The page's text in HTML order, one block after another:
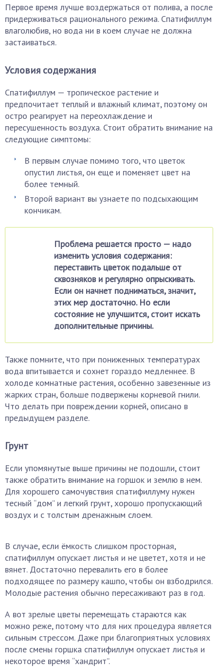
Первое время лучше воздержаться от полива, а после
придерживаться рационального режима. Спатифиллум
влаголюбив, но вода ни в коем случае не должна
застаиваться.
Условия содержания
Спатифиллум — тропическое растение и
предпочитает теплый и влажный климат, поэтому он
остро реагирует на переохлаждение и
пересушенность воздуха. Стоит обратить внимание на
следующие симптомы:
В первым случае помимо того, что цветок
опустил листья, он еще и поменяет цвет на
более темный.
Второй вариант вы узнаете по подсыхающим
кончикам.
Проблема решается просто — надо
изменить условия содержания:
переставить цветок подальше от
сквозняков и регулярно опрыскивать.
Если он начнет подниматься, значит,
этих мер достаточно. Но если
состояние не улучшится, стоит искать
дополнительные причины.
Также помните, что при пониженных температурах
вода впитывается и сохнет гораздо медленнее. В
холоде комнатные растения, особенно завезенные из
жарких стран, больше подвержены корневой гнили.
Что делать при повреждении корней, описано в
предыдущем разделе.
Грунт
Если упомянутые выше причины не подошли, стоит
также обратить внимание на горшок и землю в нем.
Для хорошего самочувствия спатифиллуму нужен
тесный “дом” и легкий грунт, хорошо пропускающий
воздух и с толстым дренажным слоем.
В случае, если ёмкость слишком просторная,
спатифиллум опускает листья и не цветет, хотя и не
вянет. Достаточно перевалить его в более
подходящее по размеру кашпо, чтобы он взбодрился.
Молодые растения обычно пересаживают раз в год.
А вот зрелые цветы перемещать стараются как
можно реже, потому что для них процедура является
сильным стрессом. Даже при благоприятных условиях
после смены горшка спатифиллум опускает листья и
некоторое время “хандрит”.